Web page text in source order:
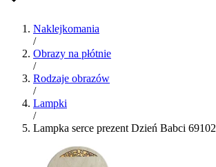
Naklejkomania
/
Obrazy na płótnie
/
Rodzaje obrazów
/
Lampki
/
Lampka serce prezent Dzień Babci 69102